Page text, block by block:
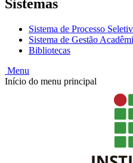
Sistemas
Sistema de Processo
Sistema de Gestão
Bibliotecas
Menu
Início do menu principal